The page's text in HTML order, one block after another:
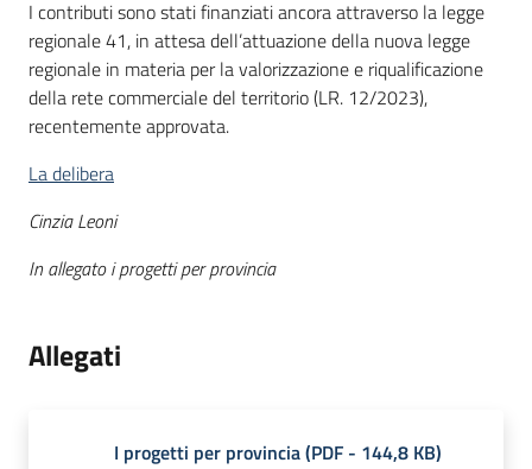
I contributi sono stati finanziati ancora attraverso la legge
regionale 41, in attesa dell’attuazione della nuova legge
regionale in materia per la valorizzazione e riqualificazione
della rete commerciale del territorio (LR. 12/2023),
recentemente approvata.
La delibera
Cinzia Leoni
In allegato i progetti per provincia
Allegati
I progetti per provincia(PDF - 144,8 KB)